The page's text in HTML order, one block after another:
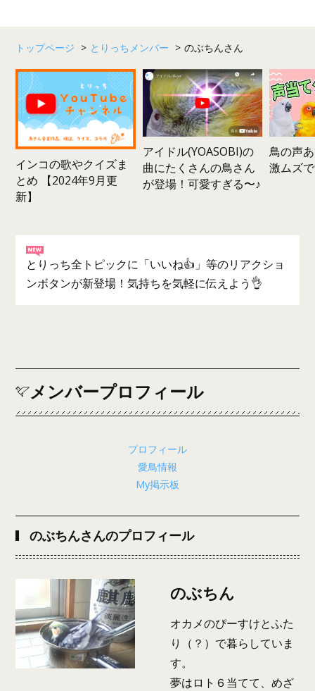
トップページ > とりっちメンバー > のぶちんさん
インコの歌やクイズま
とめ 【2024年9月更
新】
アイドル(YOASOBI)の
曲にたくさんの鳥さん
が登場！可愛すぎる〜♪
鳥の声
激ムズ
とりっち全トピックに「いいね👍」等のリアクショ
ンボタンが新登場！気持ちを気軽に伝えよう👌
メンバープロフィール
プロフィール
愛鳥情報
My掲示板
のぶちんさんのプロフィール
のぶちん
オカメのぴーすけとふた
り（？）で暮らしていま
す。
夢はロト６当てて、めざ